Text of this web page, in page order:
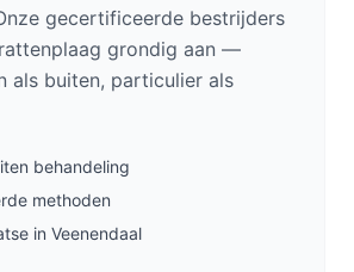
gecertificeerde bestrijders
grondig aan —
als buiten, particulier als
behandeling
methoden
in Veenendaal